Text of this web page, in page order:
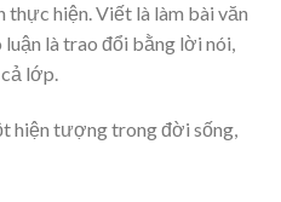
thực hiện. Viết là làm bài văn
là trao đổi bằng lời nói,
lớp.
hiện tượng trong đời sống,